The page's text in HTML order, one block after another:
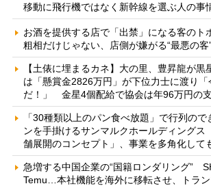
移動に飛行機ではなく新幹線を選ぶ人の事
お酒を提供する店で「出禁」になる客の
粗相だけじゃない、店側が嫌がる“最悪の客
【土俵に埋まるカネ】大の里、豊昇龍が黒
は「懸賞金2826万円」が下位力士に渡り
だ！」 金星4個配給で協会は年96万円の
「30種類以上のパン食べ放題」で行列の
ンを手掛けるサンマルクホールディング
舗展開のコンセプト」、事業を多角化して
急増する中国企業の“国籍ロンダリング”
Temu…本社機能を海外に移転させ、トラ